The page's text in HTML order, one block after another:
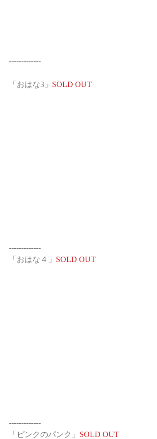
-------------
「おはな3」 SOLD OUT
-------------
「おはな４」 SOLD OUT
-------------
「ピンクのパンク」 SOLD OUT